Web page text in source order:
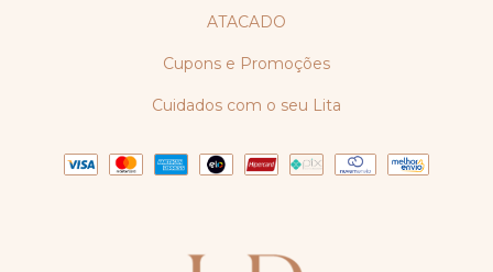
ATACADO
Cupons e Promoções
Cuidados com o seu Lita